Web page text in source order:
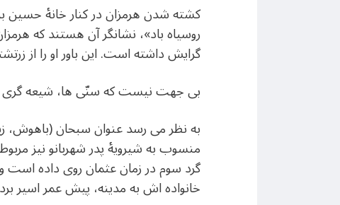
کشته شدن هرمزان در کنار خانۀ حسین
روسیاه باد»، نشانگر آن هستند که
گرایش داشته است. این باور او را از
بی جهت نیست که سنّی ها، شیعه گری را
به نظر می رسد عنوان سبحان (باهوش،
منسوب به شیرویۀ پدر شهربانو نیز
گرد سوم در زمان عثمان روی داده است
خانواده اش به مدینه، پیش عمر اسیر